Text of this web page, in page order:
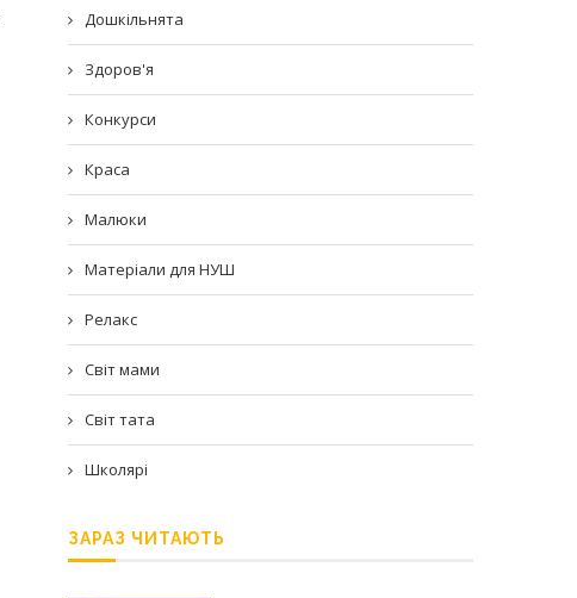
Дошкільнята
Здоров'я
Конкурси
Краса
Малюки
Матеріали для НУШ
Релакс
Світ мами
Світ тата
Школярі
ЗАРАЗ ЧИТАЮТЬ